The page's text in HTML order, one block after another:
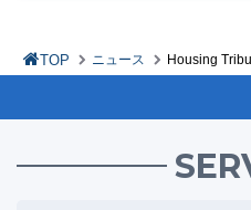
TOP ニュース Housing